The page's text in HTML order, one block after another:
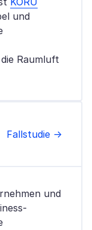
und
Raumluft
Fallstudie →
und